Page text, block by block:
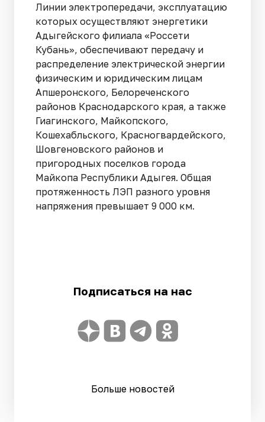
Линии электропередачи, эксплуатацию
которых осуществляют энергетики
Адыгейского филиала «Россети
Кубань», обеспечивают передачу и
распределение электрической энергии
физическим и юридическим лицам
Апшеронского, Белореченского
районов Краснодарского края, а также
Гиагинского, Майкопского,
Кошехабльского, Красногвардейского,
Шовгеновского районов и
пригородных поселков города
Майкопа Республики Адыгея. Общая
протяженность ЛЭП разного уровня
напряжения превышает 9 000 км.
Подписаться на нас
Больше новостей